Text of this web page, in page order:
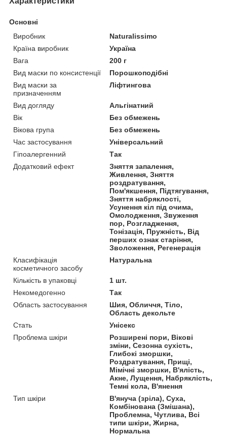
Основні
Виробник
Naturalissimo
Країна виробник
Україна
Вага
200 г
Вид маски по консистенції
Порошкоподібні
Вид маски за
призначенням
Ліфтингова
Вид догляду
Альгінатний
Вік
Без обмежень
Вікова група
Без обмежень
Час застосування
Універсальний
Гіпоалергенний
Так
Додатковий ефект
Зняття запалення,
Живлення, Зняття
роздратування,
Пом'якшення, Підтягування,
Зняття набряклості,
Усунення кіл під очима,
Омолодження, Звуження
пор, Розгладження,
Тонізація, Пружність, Від
перших ознак старіння,
Зволоження, Регенерація
Класифікація
косметичного засобу
Натуральна
Кількість в упаковці
1 шт.
Некомедогенно
Так
Область застосування
Шия, Обличчя, Тіло,
Область декольте
Стать
Унісекс
Проблема шкіри
Розширені пори, Вікові
зміни, Сезонна сухість,
Глибокі зморшки,
Роздратування, Прищі,
Мімічні зморшки, В'ялість,
Акне, Лущення, Набряклість,
Темні кола, В'янення
Тип шкіри
В'януча (зріла), Суха,
Комбінована (Змішана),
Проблемна, Чутлива, Всі
типи шкіри, Жирна,
Нормальна